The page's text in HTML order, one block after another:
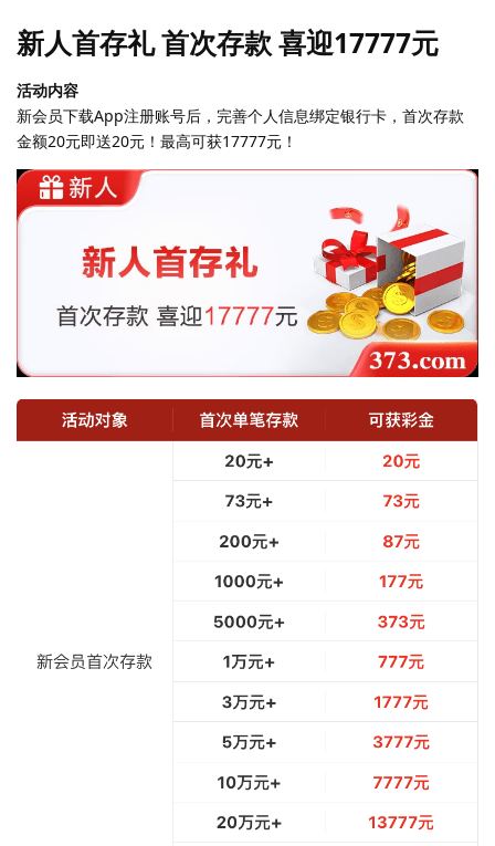
新人首存礼 首次存款 喜迎17777元
活动内容
新会员下载App注册账号后，完善个人信息绑定银行卡，首次存款
金额20元即送20元！最高可获17777元！